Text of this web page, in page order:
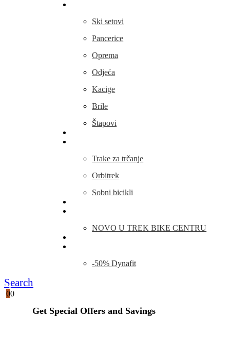
Ski setovi
Pancerice
Oprema
Odjeća
Kacige
Brile
Štapovi
Trake za trčanje
Orbitrek
Sobni bicikli
NOVO U TREK BIKE CENTRU
-50% Dynafit
Search
00
Get Special Offers and Savings